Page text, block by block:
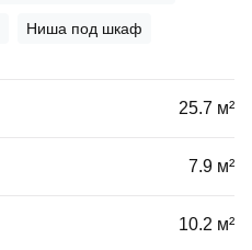
Ниша под шкаф
25.7 м²
7.9 м²
10.2 м²